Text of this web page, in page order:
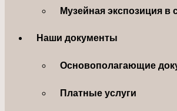
Музейная экспозиция в
Наши документы
Основополагающие
Платные услуги